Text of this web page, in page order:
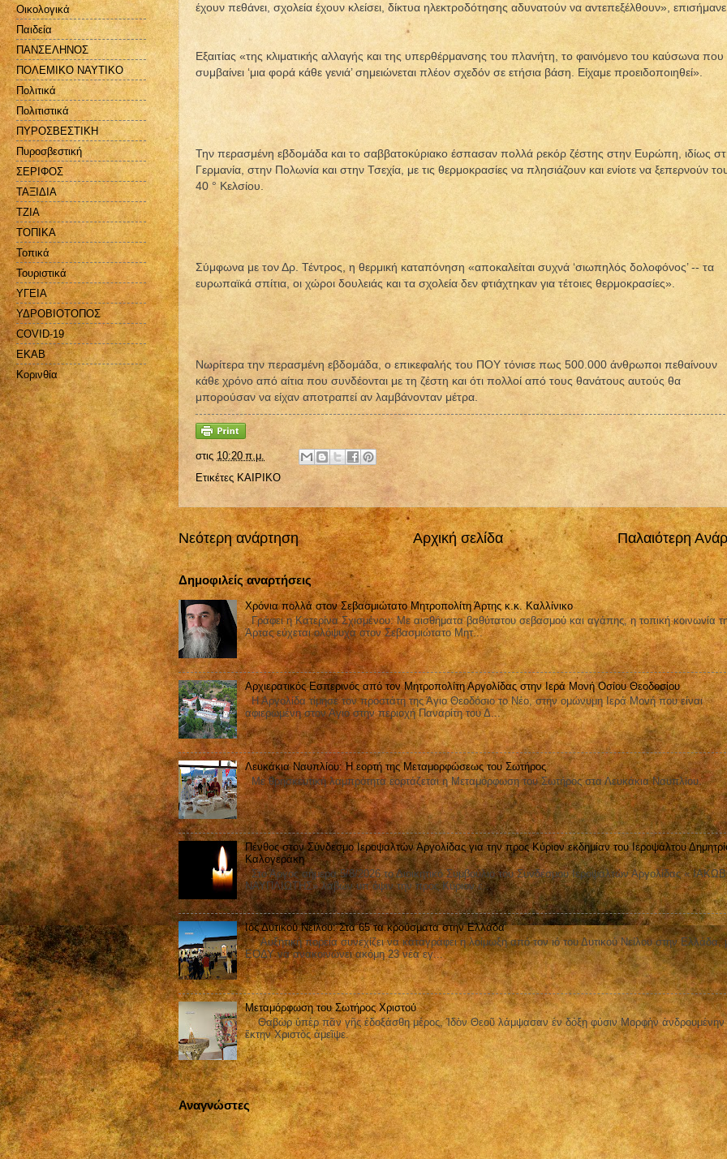
έχουν πεθάνει, σχολεία έχουν κλείσει, δίκτυα ηλεκτροδότησης αδυνατούν να αντεπεξέλθουν»,
Εξαιτίας «της κλιματικής αλλαγής και της υπερθέρμανσης του πλανήτη, το φαινόμενο του καύσωνα που
συμβαίνει ‘μια φορά κάθε γενιά’ σημειώνεται πλέον σχεδόν σε ετήσια βάση. Είχαμε προειδοποιηθεί».
Την περασμένη εβδομάδα και το σαββατοκύριακο έσπασαν πολλά ρεκόρ ζέστης στην Ευρώπη, ιδίως
Γερμανία, στην Πολωνία και στην Τσεχία, με τις θερμοκρασίες να πλησιάζουν και ενίοτε να ξεπερνούν
40 ° Κελσίου.
Σύμφωνα με τον Δρ. Τέντρος, η θερμική καταπόνηση «αποκαλείται συχνά ‘σιωπηλός δολοφόνος’ -- τα
ευρωπαϊκά σπίτια, οι χώροι δουλειάς και τα σχολεία δεν φτιάχτηκαν για τέτοιες θερμοκρασίες».
Νωρίτερα την περασμένη εβδομάδα, ο επικεφαλής του ΠΟΥ τόνισε πως 500.000 άνθρωποι πεθαίνουν
κάθε χρόνο από αίτια που συνδέονται με τη ζέστη και ότι πολλοί από τους θανάτους αυτούς θα
μπορούσαν να είχαν αποτραπεί αν λαμβάνονταν μέτρα.
στις 10:20 π.μ.
Ετικέτες ΚΑΙΡΙΚΟ
Νεότερη ανάρτηση Παλαιότερη
Αρχική σελίδα
Δημοφιλείς αναρτήσεις
Χρόνια πολλά στον Σεβασμιώτατο Μητροπολίτη Άρτης κ.κ. Καλλίνικο
Γράφει η Κατερίνα Σχισμένου: Με αισθήματα βαθύτατου σεβασμού και αγάπης, η τοπική κοινωνία
Άρτας εύχεται ολόψυχα στον Σεβασμιώτατο Μητ...
Αρχιερατικός Εσπερινός από τον Μητροπολίτη Αργολίδας στην Ιερά Μονή Οσίου Θεοδοσίου
Η Αργολίδα τίμησε τον προστάτη της Άγιο Θεοδόσιο το Νέο, στην ομώνυμη Ιερά Μονή που είναι
αφιερωμένη στον Άγιο στην περιοχή Παναρίτη του Δ...
Λευκάκια Ναυπλίου: Η εορτή της Μεταμορφώσεως του Σωτήρος
Με θρησκευτική λαμπρότητα εορτάζεται η Μεταμόρφωση του Σωτήρος στα Λευκάκια Ναυπλίου.
Πένθος στον Σύνδεσμο Ιεροψαλτών Αργολίδας για την προς Κύριον εκδημίαν του Ιεροψάλτου
Καλογεράκη
Στο Άργος σήμερα 5/8/2026 το Διοικητικό Συμβούλιο του Συνδέσμου Ιεροψαλτών Αργολίδας «
ΝΑΥΠΛΙΩΤΗΣ» λαβών υπ΄όψιν την προς Κύριον ε...
Ιός Δυτικού Νείλου: Στα 65 τα κρούσματα στην Ελλάδα
Αυξητική πορεία συνεχίζει να καταγράφει η λοίμωξη από τον ιό του Δυτικού Νείλου στην Ελλάδα,
ΕΟΔΥ να ανακοινώνει ακόμη 23 νέα εγ...
Μεταμόρφωση του Σωτήρος Χριστού
Θαβὼρ ὑπὲρ πᾶν γῆς ἐδοξάσθη μέρος, Ἰδὸν Θεοῦ λάμψασαν ἐν δόξῃ φύσιν Μορφὴν ἀνδρουμένην
ἕκτην Χριστὸς ἀμεῖψε.
Αναγνώστες
Οικολογικά
Παιδεία
ΠΑΝΣΕΛΗΝΟΣ
ΠΟΛΕΜΙΚΟ ΝΑΥΤΙΚΟ
Πολιτικά
Πολιτιστικά
ΠΥΡΟΣΒΕΣΤΙΚΗ
Πυροσβεστική
ΣΕΡΙΦΟΣ
ΤΑΞΙΔΙΑ
ΤΖΙΑ
ΤΟΠΙΚΑ
Τοπικά
Τουριστικά
ΥΓΕΙΑ
ΥΔΡΟΒΙΟΤΟΠΟΣ
COVID-19
EKAB
Kορινθία